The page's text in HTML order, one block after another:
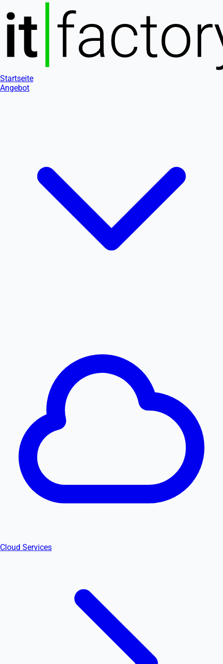
Startseite
Angebot
Cloud Services